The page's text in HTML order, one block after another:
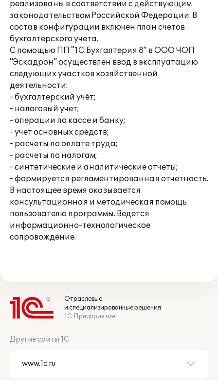
реализованы в соответствии с действующим
законодательством Российской Федерации. В
состав конфигурации включен план счетов
бухгалтерского учета.
С помощью ПП "1С:Бухгалтерия 8” в ООО ЧОП
"Эскадрон" осуществлен ввод в эксплуатацию
следующих участков хозяйственной
деятельности:
- бухгалтерский учёт;
- налоговый учет;
- операции по кассе и банку;
- учет основных средств;
- расчеты по оплате труда;
- расчеты по налогам;
- синтетические и аналитические отчеты;
- формируется регламентированная отчетность.
В настоящее время оказывается
консультационная и методическая помощь
пользователю программы. Ведется
информационно-технологическое
сопровождение.
Отраслевые
и специализированные решения
1С:Предприятие
Другие сайты 1С